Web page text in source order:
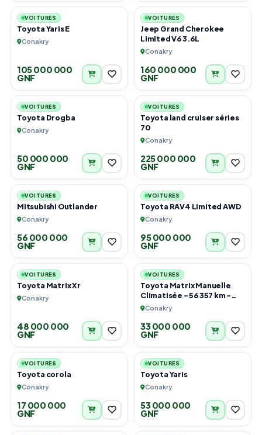
VOITURES
Toyota Yaris E
Conakry
105 000 000
GNF
VOITURES
Jeep Grand Cherokee
Limited V6 3.6L
Conakry
160 000 000
GNF
3
VOITURES
Toyota Drogba
Conakry
50 000 000
GNF
3
VOITURES
Toyota land cruiser séries
70
Conakry
225 000 000
GNF
6
VOITURES
Mitsubishi Outlander
Conakry
56 000 000
GNF
6
VOITURES
Toyota RAV4 Limited AWD
Conakry
95 000 000
GNF
4
VOITURES
Toyota Matrix Xr
Conakry
48 000 000
GNF
4
VOITURES
Toyota Matrix Manuelle
Climatisée – 56 357 km –
Très Bon État
Conakry
33 000 000
GNF
6
VOITURES
Toyota corola
Conakry
17 000 000
GNF
5
VOITURES
Toyota Yaris
Conakry
53 000 000
GNF
6 4